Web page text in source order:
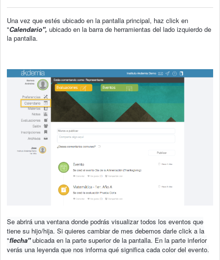
Una vez que estés ubicado en la pantalla principal, haz click en
"Calendario", ubicado en la barra de herramientas del lado izquierdo de
la pantalla.
Se abrirá una ventana donde podrás visualizar todos los eventos que
tiene su hijo/hija. Si quieres cambiar de mes debemos darle click a la
"flecha"ubicada en la parte superior de la pantalla. En la parte inferior
verás una leyenda que nos informa qué significa cada color del evento.